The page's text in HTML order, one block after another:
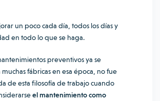
un poco cada día, todos los días y
en todo lo que se haga.
preventivos ya se
fábricas en esa época, no fue
de esta filosofía de trabajo cuando
el mantenimiento como